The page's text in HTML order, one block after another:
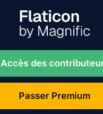
Accès des
Passer Premium